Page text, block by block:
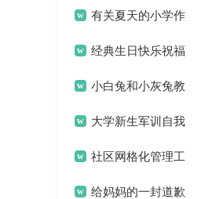
方案 13篇
有关夏天的小学作
文3篇经典生日快乐祝福
问候语小白兔和小灰兔教
案 大学新生军训自我
鉴定社区网格化管理工
作总结给妈妈的一封道歉